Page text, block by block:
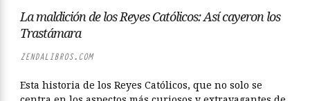
La maldición de los Reyes Católicos: Así cayeron los
Trastámara
ZENDALIBROS.COM
Esta historia de los Reyes Católicos, que no solo se